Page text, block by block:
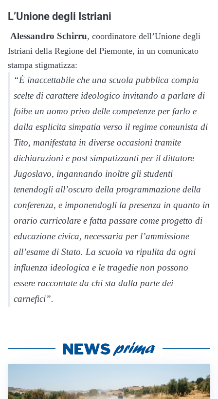
L’Unione degli Istriani
Alessandro Schirru, coordinatore dell’Unione degli
Istriani della Regione del Piemonte, in un comunicato
stampa stigmatizza:
“È inaccettabile che una scuola pubblica compia
scelte di carattere ideologico invitando a parlare di
foibe un uomo privo delle competenze per farlo e
dalla esplicita simpatia verso il regime comunista di
Tito, manifestata in diverse occasioni tramite
dichiarazioni e post simpatizzanti per il dittatore
Jugoslavo, ingannando inoltre gli studenti
tenendogli all’oscuro della programmazione della
conferenza, e imponendogli la presenza in quanto in
orario curricolare e fatta passare come progetto di
educazione civica, necessaria per l’ammissione
all’esame di Stato. La scuola va ripulita da ogni
influenza ideologica e le tragedie non possono
essere raccontate da chi sta dalla parte dei
carnefici”.